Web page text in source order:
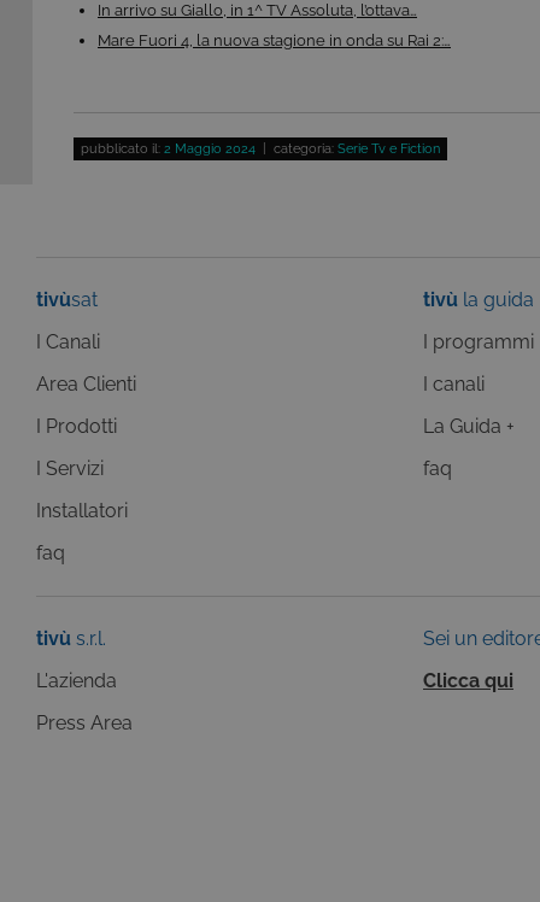
In arrivo su Giallo, in 1^ TV Assoluta, l’ottava…
Mare Fuori 4, la nuova stagione in onda su Rai 2:…
pubblicato il: 2 Maggio 2024 | categoria: Serie Tv e Fiction
tivùsat
I Canali
Area Clienti
I Prodotti
I Servizi
Installatori
faq
tivù la guida
I programmi
I canali
La Guida +
faq
tivù s.r.l.
L'azienda
Press Area
Sei un
Clicca qui
.tivu.tv